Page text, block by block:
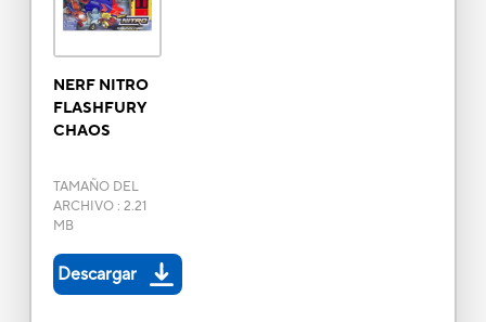
NERF NITRO
FLASHFURY
CHAOS
TAMAÑO DEL
ARCHIVO: 2.21
MB
Descargar